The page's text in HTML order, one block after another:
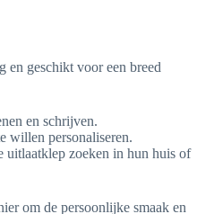
geschikt voor een breed
en schrijven.
willen personaliseren.
uitlaatklep zoeken in hun huis of
om de persoonlijke smaak en